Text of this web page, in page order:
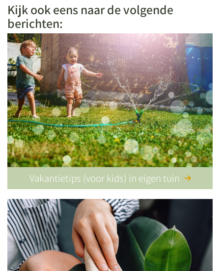
Kijk ook eens naar de volgende
berichten:
Vakantietips (voor kids) in eigen tuin